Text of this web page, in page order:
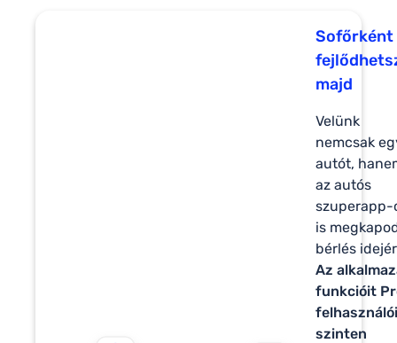
Sofőrként
majd
Velünk
nemcsak
autót,
az autós
szuperapp-
is
bérlés
Az
funkcióit
felhasználói
szinten